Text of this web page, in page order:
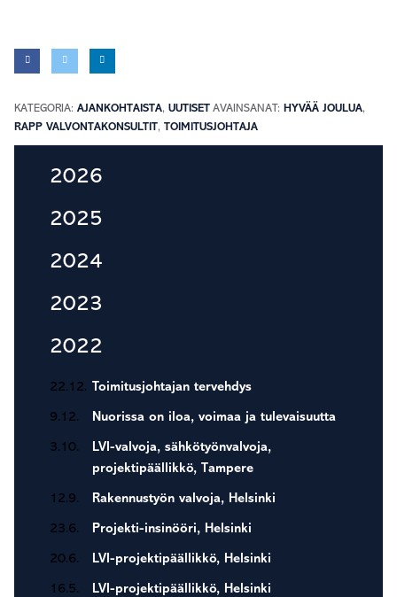
KATEGORIA: AJANKOHTAISTA, UUTISET AVAINSANAT: HYVÄÄ JOULUA,
RAPP VALVONTAKONSULTIT, TOIMITUSJOHTAJA
Ensisijainen
sivupalkki
2026
2025
2024
2023
2022
22.12. Toimitusjohtajan tervehdys
9.12. Nuorissa on iloa, voimaa ja tulevaisuutta
3.10.
LVI-valvoja, sähkötyönvalvoja,
projektipäällikkö, Tampere
12.9. Rakennustyön valvoja, Helsinki
23.6. Projekti-insinööri, Helsinki
20.6. LVI-projektipäällikkö, Helsinki
16.5. LVI-projektipäällikkö, Helsinki